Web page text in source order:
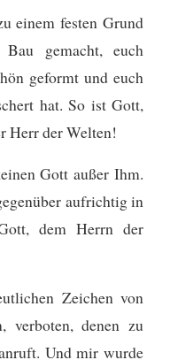
einem festen Grund
gemacht, euch
geformt und euch
hat. So ist Gott,
Herr der Welten!
Gott außer Ihm.
aufrichtig in
dem Herrn der
Zeichen von
verboten, denen zu
Und mir wurde